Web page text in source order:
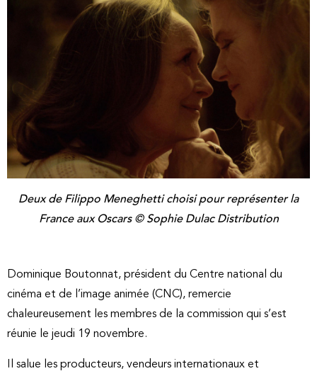
Deux de Filippo Meneghetti choisi pour représenter la
France aux Oscars © Sophie Dulac Distribution
Dominique Boutonnat, président du Centre national du
cinéma et de l’image animée (CNC), remercie
chaleureusement les membres de la commission qui s’est
réunie le jeudi 19 novembre.
Il salue les producteurs, vendeurs internationaux et